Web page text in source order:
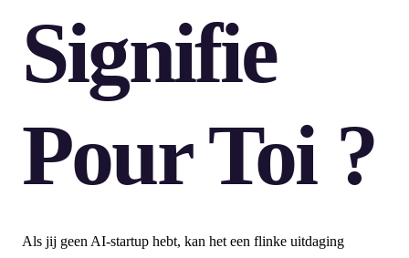
Signifie
Pour Toi ?
Als jij geen AI-startup hebt, kan het een flinke uitdaging